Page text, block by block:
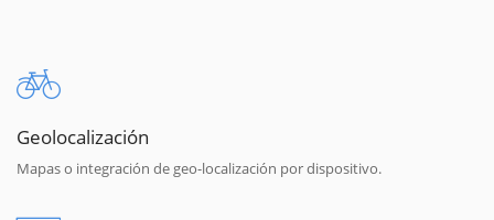
Geolocalización
Mapas o integración de geo-localización por dispositivo.